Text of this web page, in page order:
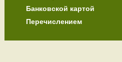
Банковской картой
Перечислением